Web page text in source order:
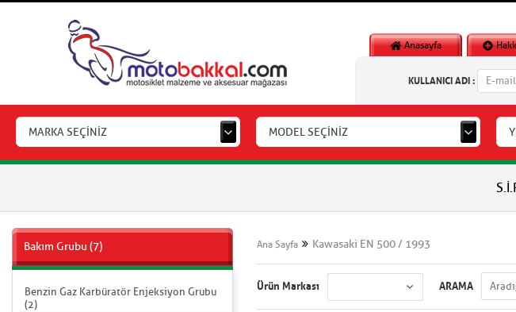
Anasayfa
KULLANICI ADI :
MARKA SEÇİNİZ MODEL SEÇİNİZ
S.İ.P
Bakım Grubu (7)
Benzin Gaz Karbüratör Enjeksiyon Grubu
(2)
Ana Sayfa Kawasaki EN 500 / 1993
Ürün Markası ARAMA